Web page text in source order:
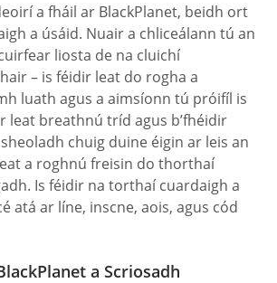
a fháil ar BlackPlanet, beidh ort
a úsáid. Nuair a chliceálann tú an
liosta de na cluichí
– is féidir leat do rogha a
luath agus a aimsíonn tú próifíl is
leat breathnú tríd agus b’fhéidir
chuig duine éigin ar leis an
a roghnú freisin do thorthaí
Is féidir na torthaí cuardaigh a
atá ar líne, inscne, aois, agus cód
a Scriosadh